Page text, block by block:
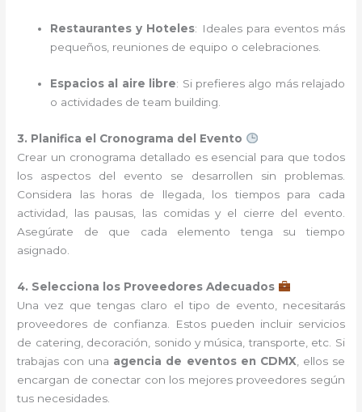
Restaurantes y Hoteles: Ideales para eventos más
pequeños, reuniones de equipo o celebraciones.
Espacios al aire libre: Si prefieres algo más relajado
o actividades de team building.
3. Planifica el Cronograma del Evento
Crear un cronograma detallado es esencial para que todos
los aspectos del evento se desarrollen sin problemas.
Considera las horas de llegada, los tiempos para cada
actividad, las pausas, las comidas y el cierre del evento.
Asegúrate de que cada elemento tenga su tiempo
asignado.
4. Selecciona los Proveedores Adecuados
Una vez que tengas claro el tipo de evento, necesitarás
proveedores de confianza. Estos pueden incluir servicios
de catering, decoración, sonido y música, transporte, etc. Si
trabajas con una agencia de eventos en CDMX , ellos se
encargan de conectar con los mejores proveedores según
tus necesidades.